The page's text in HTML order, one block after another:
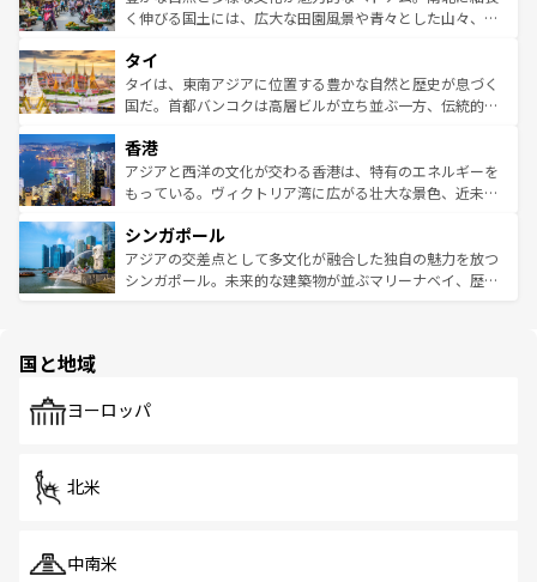
照してほしい。
まで、さまざまな韓国料理が待っている。夜には、韓国な
リティに包まれながら、韓国の多彩な魅力を心ゆくまで味
わってみてほしい。 なお、新着の韓国情報はコンテンツ一
覧を参照してほしい。
く伸びる国土には、広大な田園風景や青々とした山々、世
急速な発展と共に伝統が息づく。ハノイの古い町並みやホ
ーチミン市のフランス統治時代の建物も、独特の雰囲気を
醸し出している。また、バラエティの豊かさとおいしさで
とつ。フォーやバインミー、ベトナムコーヒーなどは、ぜ
ひ現地で味わいたい。どの地域を訪れてもあたたかい人々
が旅行者を迎えてくれるので、きっと忘れられない旅にな
参照してほしい。
タイ
タイは、東南アジアに位置する豊かな自然と歴史が息づく
国だ。首都バンコクは高層ビルが立ち並ぶ一方、伝統的な
の活気が交差している。北部ではチェンマイなどの山岳地
帯で自然と触れ合い、南部ではプーケットやクラビの美し
いビーチでリゾート気分を楽しむことができる。タイ料理
激する。気候は一年中温暖で、どの季節にも異なる楽しみ
が待っている。親しみやすいタイの人々、仏教を中心とし
た文化、そして多様な観光資源が、訪れる旅人を魅了し続
香港
アジアと西洋の文化が交わる香港は、特有のエネルギーを
もっている。ヴィクトリア湾に広がる壮大な景色、近未来
み、どこを訪れても感動するはず。観光スポットが密集し
ており、効率よく見どころを回れるのも魅力。息をのむよ
うな絶景から文化的な体験まで、香港を存分に楽しみ尽く
シンガポール
アジアの交差点として多文化が融合した独自の魅力を放つ
シンガポール。未来的な建築物が並ぶマリーナベイ、歴史
で、ホーカーズは地元の風情を楽しめる外せないスポット
国と地域
ヨーロッパ
北米
中南米